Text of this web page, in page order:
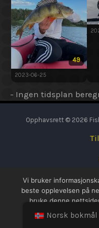
49
2023-06-25
- Ingen tidsplan
Opphavsrett © 2026
Norsk bokmål
Vi bruker
beste opplevelsen på
bruke denne
OK